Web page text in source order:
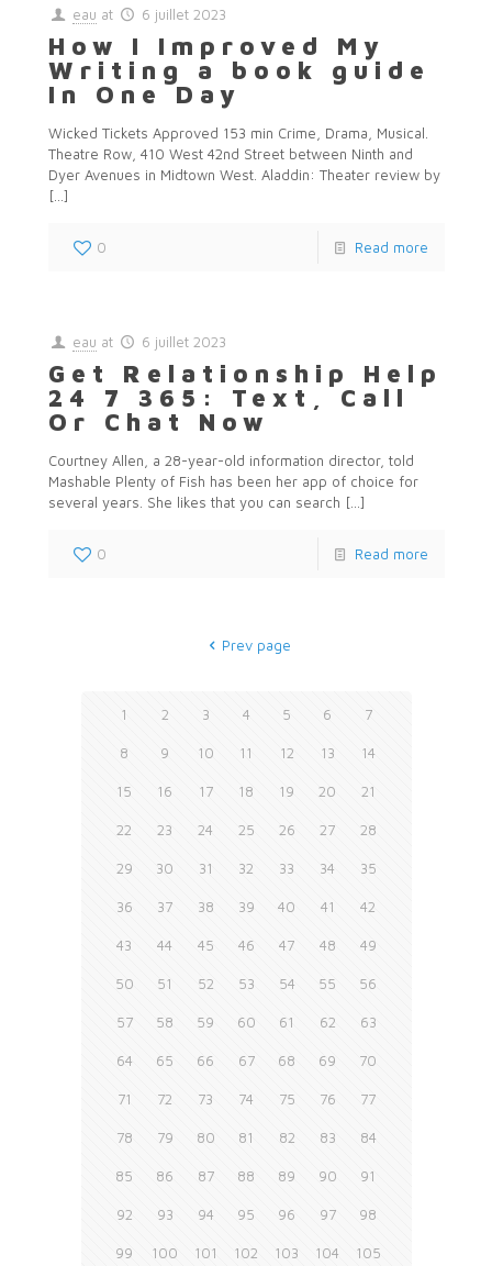
eau at 6 juillet 2023
How I Improved My
Writing a book guide
In One Day
Wicked Tickets Approved 153 min Crime, Drama, Musical.
Theatre Row, 410 West 42nd Street between Ninth and
Dyer Avenues in Midtown West. Aladdin: Theater review by
[…]
0 Read more
eau at 6 juillet 2023
Get Relationship Help
24 7 365: Text, Call
Or Chat Now
Courtney Allen, a 28-year-old information director, told
Mashable Plenty of Fish has been her app of choice for
several years. She likes that you can search […]
0 Read more
Prev page
1 2 3 4 5 6 7
8 9 10 11 12 13 14
15 16 17 18 19 20 21
22 23 24 25 26 27 28
29 30 31 32 33 34 35
36 37 38 39 40 41 42
43 44 45 46 47 48 49
50 51 52 53 54 55 56
57 58 59 60 61 62 63
64 65 66 67 68 69 70
71 72 73 74 75 76 77
78 79 80 81 82 83 84
85 86 87 88 89 90 91
92 93 94 95 96 97 98
99 100 101 102 103 104 105